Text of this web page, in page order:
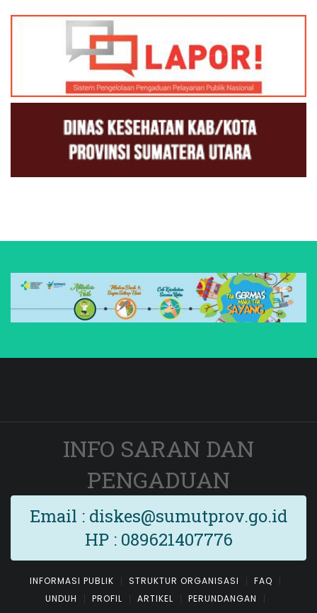
INFO SARAN DAN
PENGADUAN
Email : diskes@sumutprov.go.id
HP : 089621407776
INFORMASI PUBLIK STRUKTUR ORGANISASI
FAQ
UNDUH
PROFIL ARTIKEL
PERUNDANGAN